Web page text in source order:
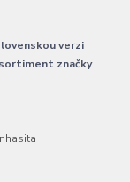
verzi
značky